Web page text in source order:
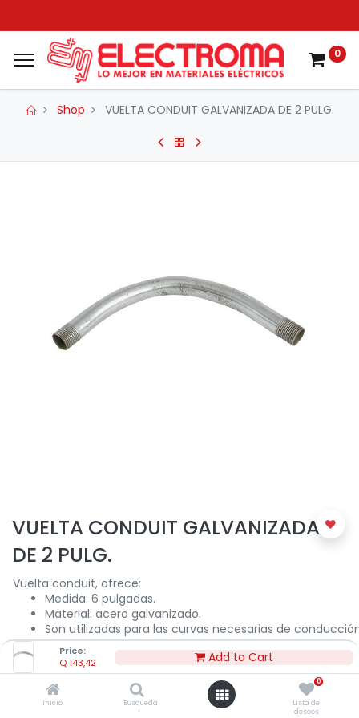
Price:
Q143,42 Add to Cart
Inicio Búsqueda
0
Lista de
deseos
0
Shop VUELTA CONDUIT GALVANIZADA DE 2 PULG.
VUELTA CONDUIT GALVANIZADA
DE 2 PULG.
Vuelta conduit, ofrece:
Medida: 6 pulgadas.
Material: acero galvanizado.
Son utilizadas para las curvas necesarias de
acoples a los tubos con roscas NPT.
Ideales para la protección de cables eléctricos en
de ambiente corrosivo y en áreas industriales.